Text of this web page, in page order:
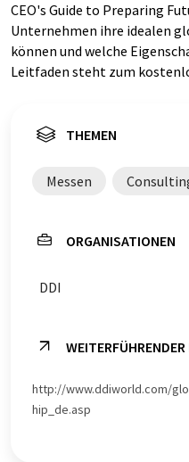
CEO's Guide to Preparing
Unternehmen ihre idealen
können und welche
Leitfaden steht zum
THEMEN
Messen
ORGANISATIONEN
DDI
http://www.ddiworld.com/
hip_de.asp